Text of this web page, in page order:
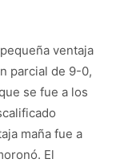
ventaja
parcial de 9-0,
se fue a los
maña fue a
El